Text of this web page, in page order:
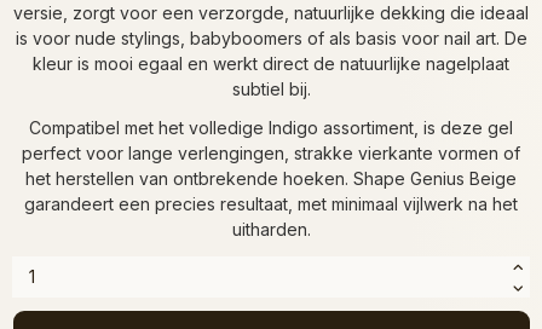
versie, zorgt voor een verzorgde, natuurlijke dekking die ideaal
is voor nude stylings, babyboomers of als basis voor nail art. De
kleur is mooi egaal en werkt direct de natuurlijke nagelplaat
subtiel bij.
Compatibel met het volledige Indigo assortiment, is deze gel
perfect voor lange verlengingen, strakke vierkante vormen of
het herstellen van ontbrekende hoeken. Shape Genius Beige
garandeert een precies resultaat, met minimaal vijlwerk na het
uitharden.